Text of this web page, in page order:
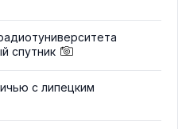
спутник
с липецким